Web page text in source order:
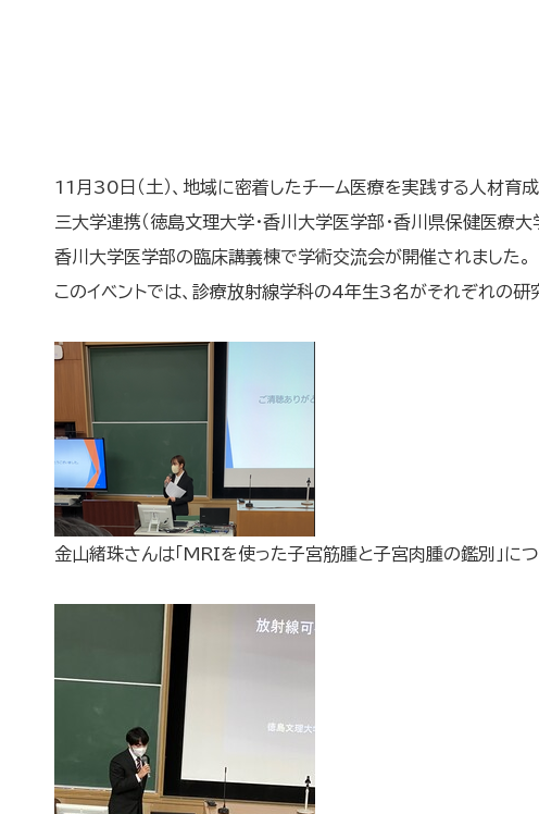
11月30日（土）、地域に密着したチーム医療を実践する人材育
三大学連携（徳島文理大学・香川大学医学部・香川県保健医療大
香川大学医学部の臨床講義棟で学術交流会が開催されました。
このイベントでは、診療放射線学科の4年生3名がそれぞれの研
金山緒珠さんは「MRIを使った子宮筋腫と子宮肉腫の鑑別」につ